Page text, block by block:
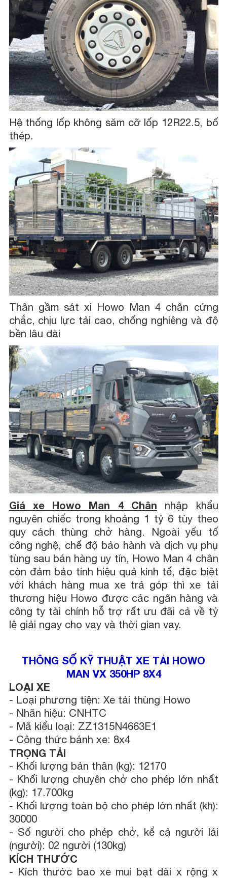
Hệ thống lốp không săm cỡ lốp 12R22.5, bố
thép.
Thân gầm sát xi Howo Man 4 chân cứng
chắc, chịu lực tải cao, chống nghiêng và độ
bền lâu dài
Giá xe Howo Man 4 Chân nhập khẩu
nguyên chiếc trong khoảng 1 tỷ 6 tùy theo
quy cách thùng chở hàng. Ngoài yếu tố
công nghệ, chế độ bảo hành và dịch vụ phụ
tùng sau bán hàng uy tín, Howo Man 4 chân
còn đảm bảo tính hiệu quả kinh tế, đặc biệt
với khách hàng mua xe trả góp thì xe tải
thương hiệu Howo được các ngân hàng và
công ty tài chính hỗ trợ rất ưu đãi cả về tỷ
lệ giải ngay cho vay và thời gian vay.
THÔNG SỐ KỸ THUẬT XE TẢI HOWO
MAN VX 350HP 8X4
LOẠI XE
- Loại phương tiện: Xe tải thùng Howo
- Nhãn hiệu: CNHTC
- Mã kiểu loại: ZZ1315N4663E1
- Công thức bánh xe: 8x4
TRỌNG TẢI
- Khối lượng bản thân (kg): 12170
- Khối lượng chuyên chở cho phép lớn nhất
(kg): 17.700kg
- Khối lượng toàn bộ cho phép lớn nhất (kh):
30000
- Số người cho phép chở, kể cả người lái
(người): 02 người (130kg)
KÍCH THƯỚC
- Kích thước bao xe mui bạt dài x rộng x